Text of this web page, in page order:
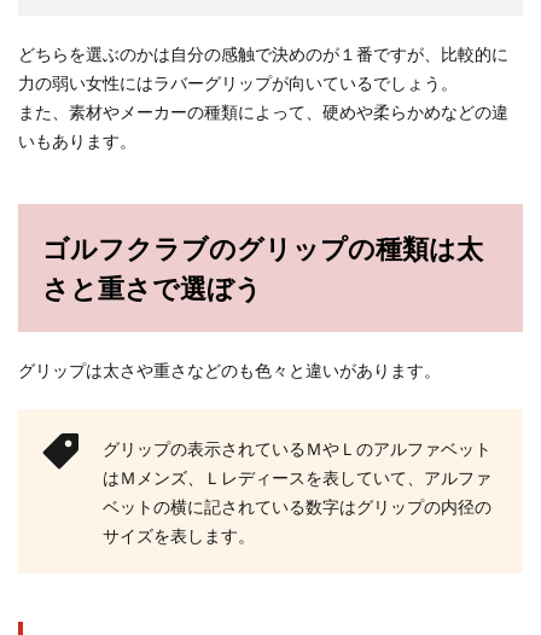
どちらを選ぶのかは自分の感触で決めのが１番ですが、比較的に
力の弱い女性にはラバーグリップが向いているでしょう。
また、素材やメーカーの種類によって、硬めや柔らかめなどの違
いもあります。
ゴルフクラブのグリップの種類は太
さと重さで選ぼう
グリップは太さや重さなどのも色々と違いがあります。
グリップの表示されているＭやＬのアルファベット
はＭメンズ、Ｌレディースを表していて、アルファ
ベットの横に記されている数字はグリップの内径の
サイズを表します。